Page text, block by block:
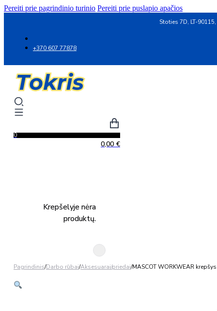
Pereiti prie pagrindinio turinio Pereiti prie puslapio apačios
Stoties 7D, LT-
+370 607 77878
0
0,00 €
Krepšelyje nėra
produktų.
Pagrindinis/Darbo rūbai/Aksesuarai/priedai/MASCOT WORKWEAR